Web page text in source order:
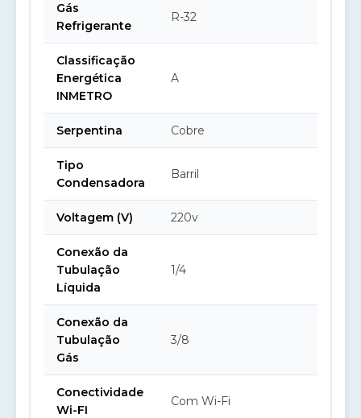
Gás
Refrigerante
R-32
Classificação
Energética
INMETRO
A
Serpentina Cobre
Tipo
Condensadora
Barril
Voltagem (V) 220v
Conexão da
Tubulação
Líquida
1/4
Conexão da
Tubulação
Gás
3/8
Conectividade
Wi-FI
Com Wi-Fi